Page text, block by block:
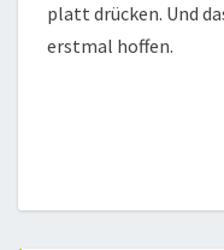
platt drücken. Und
erstmal hoffen.